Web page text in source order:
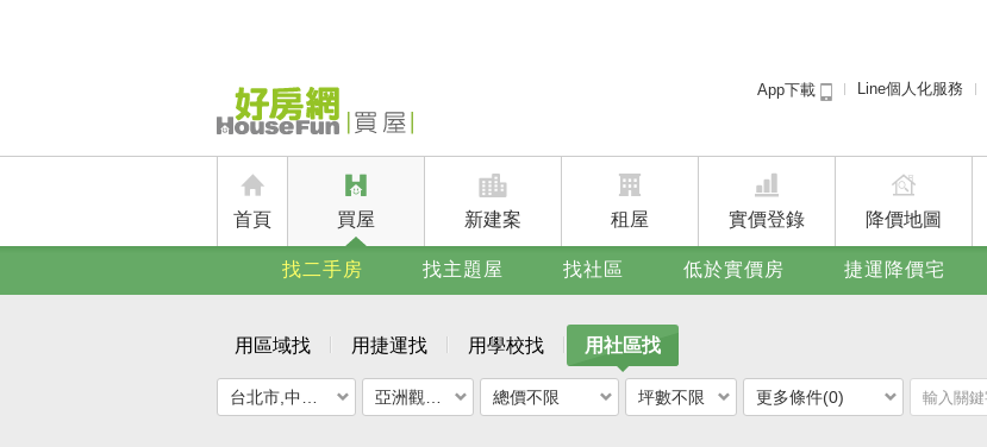
App下載 Line個人化服務
首頁 買屋 新建案 租屋 實價登錄 降價地圖
找二手房 找主題屋 找社區 低於實價房 捷運降價宅
用區域找 用捷運找 用學校找 用社區找
總價不限 坪數不限 更多條件(0)